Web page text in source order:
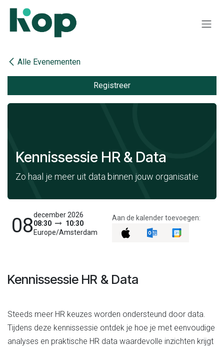
Alle Evenementen
Registreer
Kennissessie HR & Data
Zo haal je meer uit data binnen jouw organisatie
08december 2026
08:30
10:30
Europe/Amsterdam
Aan de kalender toevoegen:
Kennissessie HR & Data
Steeds meer HR keuzes worden ondersteund door data.
Tijdens deze kennissessie ontdek je hoe je met eenvoudige
analyses en praktische HR data waardevolle inzichten krijgt